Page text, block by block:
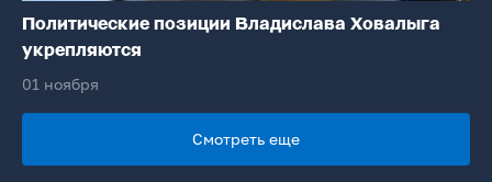
Политические позиции Владислава Ховалыга
укрепляются
01 ноября
Смотреть еще